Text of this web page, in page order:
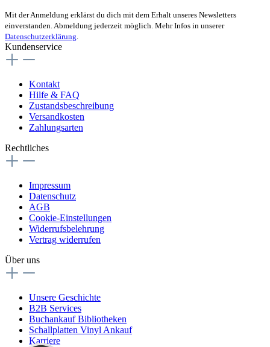
Mit der Anmeldung erklärst du dich mit dem Erhalt unseres Newsletters
einverstanden. Abmeldung jederzeit möglich. Mehr Infos in unserer
Datenschutzerklärung.
Kundenservice
Kontakt
Hilfe & FAQ
Zustandsbeschreibung
Versandkosten
Zahlungsarten
Rechtliches
Impressum
Datenschutz
AGB
Cookie-Einstellungen
Widerrufsbelehrung
Vertrag widerrufen
Über uns
Unsere Geschichte
B2B Services
Buchankauf Bibliotheken
Schallplatten Vinyl Ankauf
Karriere